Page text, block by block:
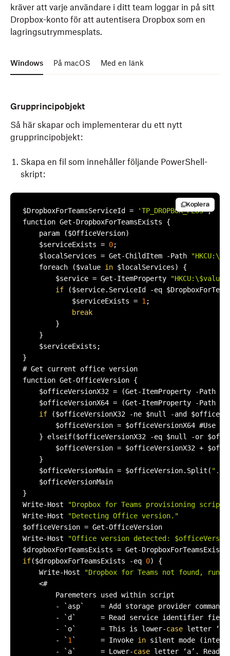
kräver att varje användare i ditt team loggar in på sitt
Dropbox-konto för att autentisera Dropbox som en
lagringsutrymmesplats.
Windows På macOS Med en länk
Grupprincipobjekt
Så här skapar och implementerar du ett nytt
grupprincipobjekt:
Skapa en fil som innehåller följande PowerShell-
skript:
Kopiera
$DropboxForTeamsServiceId = 'TP_DROPBOX_PLUS';
function Get-DropboxForTeamsExists {
    param ($OfficeVersion)
    $serviceExists =
0;
    $localServices = Get-ChildItem -Path
    foreach ($value
in $localServices) {
        $service = Get-ItemProperty
"HKCU:\$value"
if ($service.ServiceId -eq
            $serviceExists =
1 ;
break
        }
    }
    $serviceExists;
}
# Get current office version
function Get-OfficeVersion {
    $officeVersionX32 = (Get-ItemProperty -Path
    $officeVersionX64 = (Get-ItemProperty -Path
if ($officeVersionX32 -ne $null -and
$officeVersion = $officeVersionX64 #Use
} elseif($officeVersionX32 -eq $null -or
$officeVersion = $officeVersionX32 +
    }
    $officeVersionMain = $officeVersion.Split(
"."
    $officeVersionMain
}
Write-Host
"Dropbox for Teams provisioning
Write-Host
"Detecting Office version."
$officeVersion = Get-OfficeVersion
Write-Host
"Office version detected:
if($dropboxForTeamsExists -eq 0) {
    Write-Host
"Dropbox for Teams not found,
    <#
        Paremeters used within script
        - `asp`    = Add storage provider command
        - `d`      = Read service identifier field
        - `o`      = This is lower-
case letter
        - `
1 `      = Invoke in silent mode
        - `a`      = Lower-
case letter ‘a’. Read